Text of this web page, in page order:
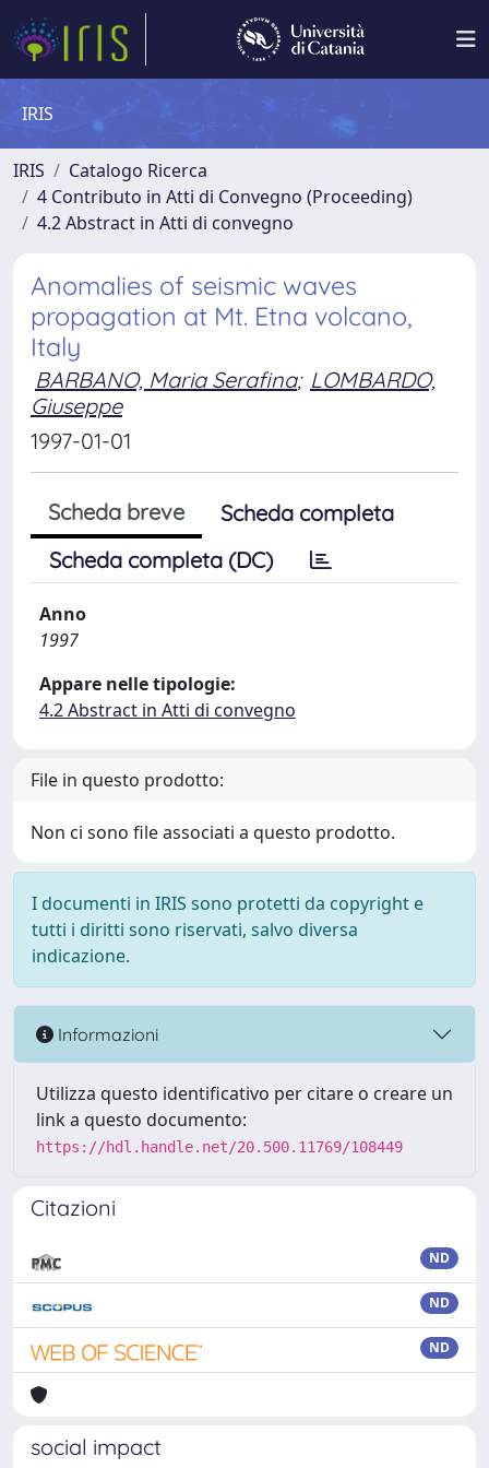
IRIS
IRIS
Catalogo Ricerca
4 Contributo in Atti di Convegno (Proceeding)
4.2 Abstract in Atti di convegno
Anomalies of seismic waves
propagation at Mt. Etna volcano,
Italy
BARBANO, Maria Serafina; LOMBARDO,
Giuseppe
1997-01-01
Scheda breve
Scheda completa
Scheda completa (DC)
Anno
1997
Appare nelle tipologie:
4.2 Abstract in Atti di convegno
File in questo prodotto:
Non ci sono file associati a questo prodotto.
I documenti in IRIS sono protetti da copyright e
tutti i diritti sono riservati, salvo diversa
indicazione.
Informazioni
Utilizza questo identificativo per citare o creare un
link a questo documento:
https://hdl.handle.net/20.500.11769/108449
Citazioni
ND
ND
ND
social impact